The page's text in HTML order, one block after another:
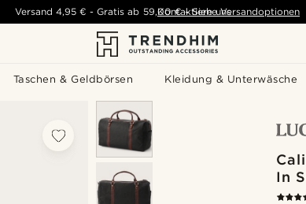
Taschen & Geldbörsen Kleidung & Unterwäsche
Versand 4,95 € -Gratis ab 59,00 € - Siehe Versandoptionen
Kontaktiere uns
In